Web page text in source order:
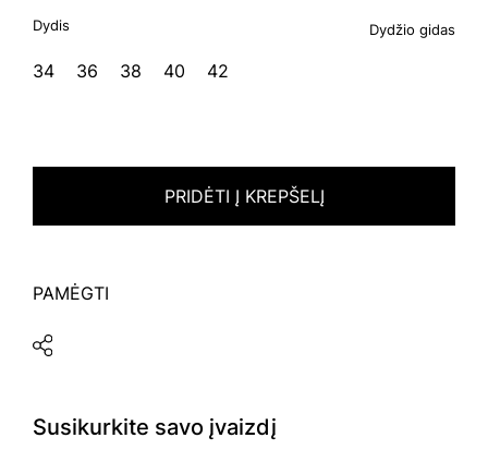
Dydis Dydžio gidas
34 36 38 40 42
PRIDĖTI Į KREPŠELĮ
PAMĖGTI
Susikurkite savo įvaizdį